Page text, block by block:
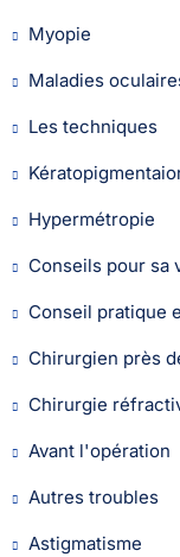
Myopie
Maladies
Les techniques
Hypermétropie
Conseils pour sa
Conseil pratique
Chirurgien près
Chirurgie
Avant l'opération
Autres troubles
Astigmatisme